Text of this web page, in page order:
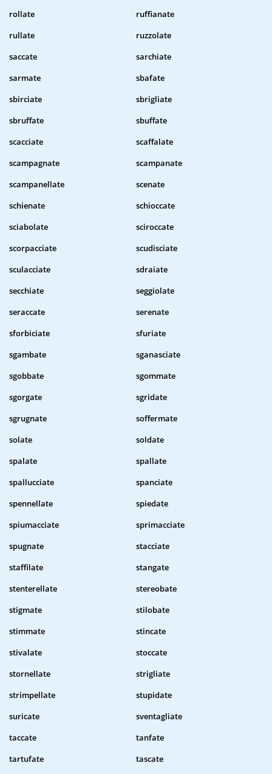
rollate
ruffianate
rullate
ruzzolate
saccate
sarchiate
sarmate
sbafate
sbirciate
sbrigliate
sbruffate
sbuffate
scacciate
scaffalate
scampagnate
scampanate
scampanellate
scenate
schienate
schioccate
sciabolate
sciroccate
scorpacciate
scudisciate
sculacciate
sdraiate
secchiate
seggiolate
seraccate
serenate
sforbiciate
sfuriate
sgambate
sganasciate
sgobbate
sgommate
sgorgate
sgridate
sgrugnate
soffermate
solate
soldate
spalate
spallate
spallucciate
spanciate
spennellate
spiedate
spiumacciate
sprimacciate
spugnate
stacciate
staffilate
stangate
stenterellate
stereobate
stigmate
stilobate
stimmate
stincate
stivalate
stoccate
stornellate
strigliate
strimpellate
stupidate
suricate
sventagliate
taccate
tanfate
tartufate
tascate